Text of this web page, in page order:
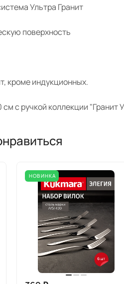
Ультра Гранит
поверхность
кроме индукционных.
с ручкой коллекции "Гранит
НОВИНКА